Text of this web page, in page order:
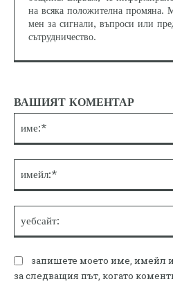
на всяка положителна промяна.
мен за сигнали, въпроси или
сътрудничество.
ВАШИЯТ КОМЕНТАР
запишете моето име, имейл и
за следващия път, когато